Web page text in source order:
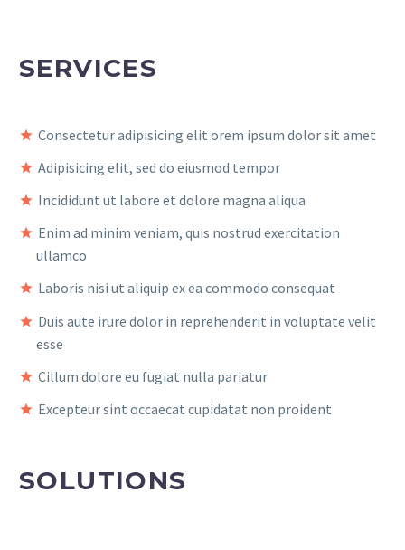
SERVICES
Consectetur adipisicing elit orem ipsum dolor sit amet
Adipisicing elit, sed do eiusmod tempor
Incididunt ut labore et dolore magna aliqua
Enim ad minim veniam, quis nostrud exercitation
ullamco
Laboris nisi ut aliquip ex ea commodo consequat
Duis aute irure dolor in reprehenderit in voluptate velit
esse
Cillum dolore eu fugiat nulla pariatur
Excepteur sint occaecat cupidatat non proident
SOLUTIONS